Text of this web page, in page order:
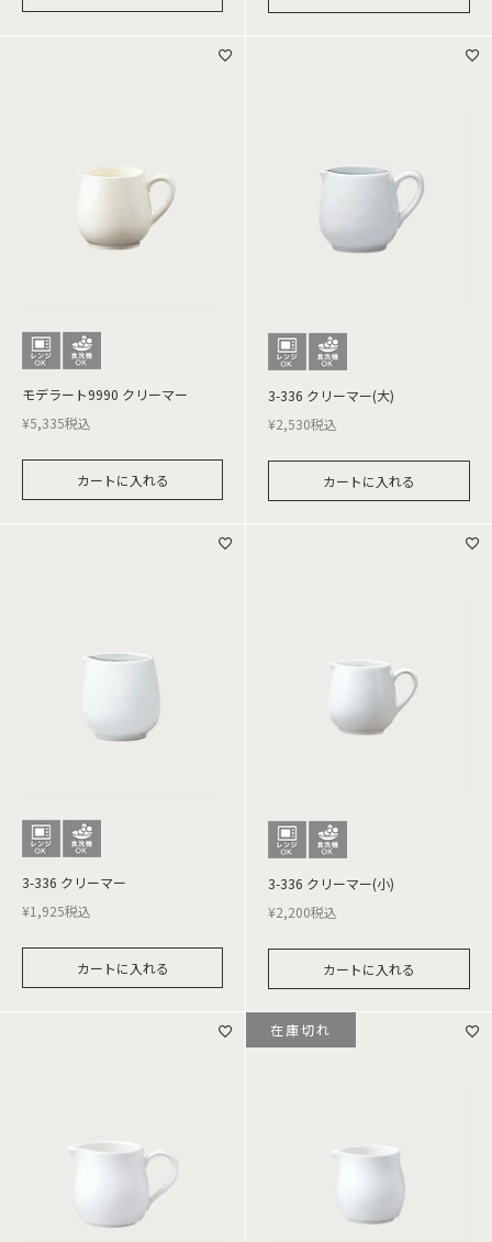
モデラート9990 クリーマー
¥5,335税込
カートに入れる
3-336 クリーマー(大)
¥2,530税込
カートに入れる
3-336 クリーマー
¥1,925税込
カートに入れる
3-336 クリーマー(小)
¥2,200税込
カートに入れる
在庫切れ